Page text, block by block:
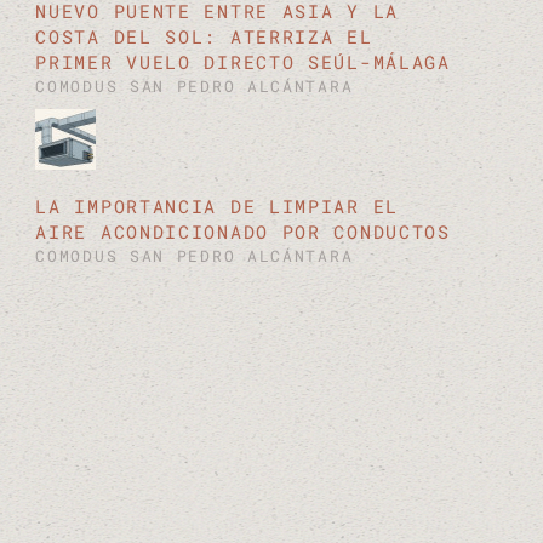
NUEVO PUENTE ENTRE ASIA Y LA
COSTA DEL SOL: ATERRIZA EL
PRIMER VUELO DIRECTO SEÚL-MÁLAGA
COMODUS SAN PEDRO ALCÁNTARA
LA IMPORTANCIA DE LIMPIAR EL
AIRE ACONDICIONADO POR CONDUCTOS
COMODUS SAN PEDRO ALCÁNTARA